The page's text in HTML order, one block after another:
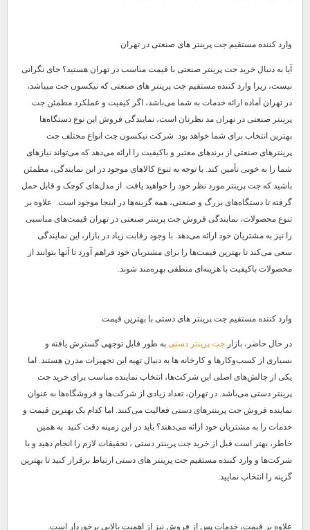
وارد کننده مستقیم جت پرینتر های صنعتی در تهران
آیا به دنبال خرید جت پرینتر صنعتی با قیمت مناسب در تهران هستید؟ جای نگرانی
نیست، زیرا وارد کننده مستقیم جت پرینتر های صنعتی که نیکسون جت میباشد،
در تهران آماده ارائه خدمات به شما می‌باشد، اگر کیفیت و عملکرد مطمئن جت
پرینتر صنعتی در تهران مد نظرتان است، نمایندگی فروش این نوع دستگاه‌ها
بهترین انتخاب برای شما خواهد بود. شرکت نیکسون جت انواع مختلف جت
پرینترهای صنعتی از برندهای معتبر و باکیفیت را ارائه می‌دهد که می‌تواند نیازهای
شما را به خوبی تأمین کند. با توجه به تنوع کالاهای موجود در این نمایندگی، مطمئن
باشید که جت پرینتر مورد نظر خود را خواهید یافت. از مدل‌های کوچک و قابل حمل
گرفته تا دستگاه‌های بزرگ و صنعتی، همه گزینه‌ها در اینجا موجود است. علاوه بر
تنوع محصولات، نمایندگی فروش جت پرینتر صنعتی در تهران قیمت‌های مناسبی
را نیز به مشتریان خود ارائه می‌دهد. با وجود رقابت زیاد در بازار، این نمایندگی
سعی می‌کند تا بهترین قیمت‌ها را برای مشتریان خود فراهم آورد تا آنها بتوانند از
محصولات باکیفیت با هزینه‌ای منطقی بهره‌مند شوند.
وارد کننده مستقیم جت پرینتر های دستی با بهترین قیمت
در حال حاضر، بازار جت پرینتر دستیبه طور قابل توجهی گسترش یافته و
بسیاری از کسب‌وکارها و کارخانه ‌ها به دنبال تهیه این تجهیزات مدرن هستند. اما
یکی از چالش‌های اصلی این شرکت‌ها، انتخاب نماینده مناسب برای خرید جت
پرینتر دستی می‌باشد. در تهران، تعداد زیادی از شرکت‌ها و فروشگاه‌ها به عنوان
نماینده فروش جت پرینترهای دستی فعالیت می‌کنند. اما کدام یک بهترین قیمت و
خدمات را به مشتریان خود ارائه می‌دهند؟ باید در این زمینه دقت کنید. به همین
خاطر، بهتر است قبل از خرید جت پرینتر دستی ، تحقیقات لازم را انجام دهید و با
شرکت‌ها و وارد کننده مستقیم جت پرینتر های دستی ارتباط برقرار کنید تا بهترین
گزینه را انتخاب نمایید.
علاوه بر قیمت، خدمات پس از فروش نیز از اهمیت بالایی برخوردار است.